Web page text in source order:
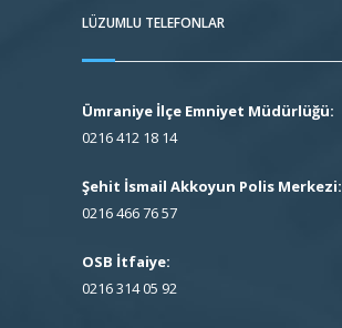
LÜZUMLU TELEFONLAR
Ümraniye İlçe Emniyet Müdürlüğü:
0216 412 18 14
Şehit İsmail Akkoyun Polis Merkezi:
0216 466 76 57
OSB İtfaiye:
0216 314 05 92